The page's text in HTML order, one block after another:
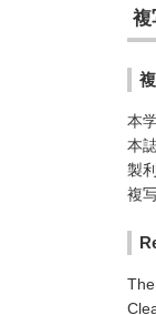
複
本
本
製
複